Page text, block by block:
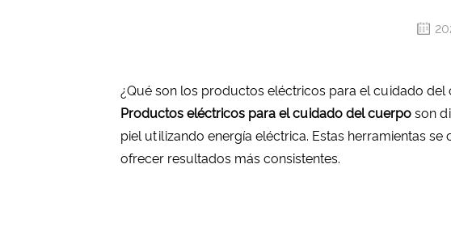
¿Qué son los productos eléctricos para el cuidado del
Productos eléctricos para el cuidado del cuerposon
piel utilizando energía eléctrica. Estas herramientas
ofrecer resultados más consistentes.